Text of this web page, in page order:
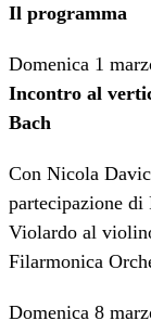
Il programma
Domenica 1
Incontro al
Bach
Con Nicola
partecipazione
Violardo al
Filarmonica
Domenica 8